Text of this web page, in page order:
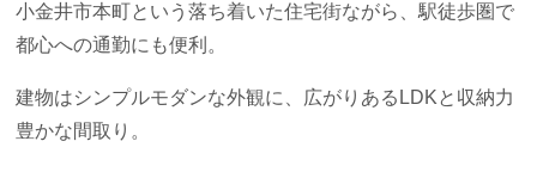
小金井市本町という落ち着いた住宅街ながら、駅徒歩圏で
都心への通勤にも便利。
建物はシンプルモダンな外観に、広がりあるLDKと収納力
豊かな間取り。